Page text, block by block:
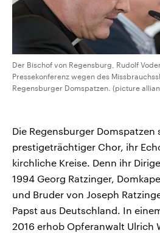
Der Bischof von Regensburg, Rudolf
Pressekonferenz wegen des
Regensburger Domspatzen. (picture
Die Regensburger Domspatzen
prestigeträchtiger Chor, ihr
kirchliche Kreise. Denn ihr
1994 Georg Ratzinger,
und Bruder von Joseph
Papst aus Deutschland. In
2016 erhob Opferanwalt Ulrich